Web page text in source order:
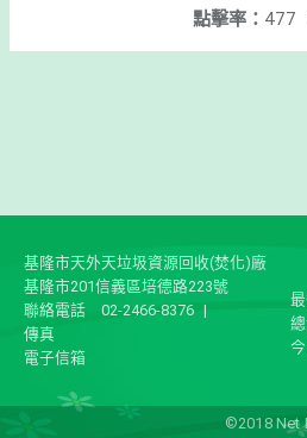
點擊率： 477
基隆市天外天垃圾資源回收(焚化)廠
基隆市201信義區培德路223號
聯絡電話
02-2466-8376 |
傳真
電子信箱
©2018 Net